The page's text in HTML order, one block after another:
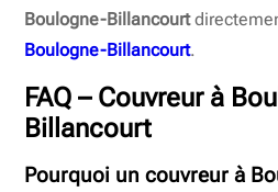
Boulogne-Billancourt
Boulogne-Billancourt.
FAQ – Couvreur à
Billancourt
Pourquoi uncouvreur à